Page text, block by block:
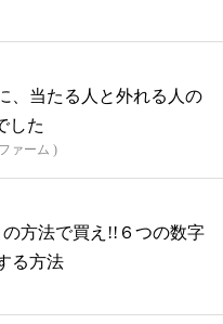
、当たる人と外れる人の
した
ァーム )
の方法で買え!!６つの数字
る方法